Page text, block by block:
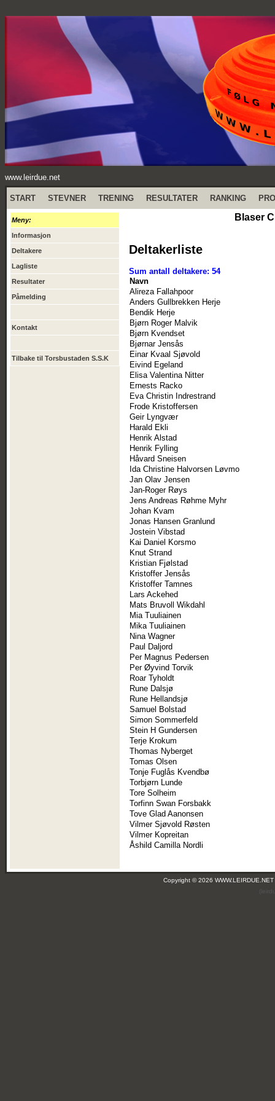
www.leirdue.net
START STEVNER TRENING RESULTATER RANKING
Meny:
Informasjon
Deltakere
Lagliste
Resultater
Påmelding
Kontakt
Tilbake til Torsbustaden S.S.K
Blaser
Deltakerliste
Sum antall deltakere: 54
Navn
Alireza Fallahpoor
Anders Gullbrekken Herje
Bendik Herje
Bjørn Roger Malvik
Bjørn Kvendset
Bjørnar Jensås
Einar Kvaal Sjøvold
Eivind Egeland
Elisa Valentina Nitter
Ernests Racko
Eva Christin Indrestrand
Frode Kristoffersen
Geir Lyngvær
Harald Ekli
Henrik Alstad
Henrik Fylling
Håvard Sneisen
Ida Christine Halvorsen Løvmo
Jan Olav Jensen
Jan-Roger Røys
Jens Andreas Røhme Myhr
Johan Kvam
Jonas Hansen Granlund
Jostein Vibstad
Kai Daniel Korsmo
Knut Strand
Kristian Fjølstad
Kristoffer Jensås
Kristoffer Tamnes
Lars Ackehed
Mats Bruvoll Wikdahl
Mia Tuuliainen
Mika Tuuliainen
Nina Wagner
Paul Daljord
Per Magnus Pedersen
Per Øyvind Torvik
Roar Tyholdt
Rune Dalsjø
Rune Hellandsjø
Samuel Bolstad
Simon Sommerfeld
Stein H Gundersen
Terje Krokum
Thomas Nyberget
Tomas Olsen
Tonje Fuglås Kvendbø
Torbjørn Lunde
Tore Solheim
Torfinn Swan Forsbakk
Tove Glad Aanonsen
Vilmer Sjøvold Røsten
Vilmer Kopreitan
Åshild Camilla Nordli
Copyright © 2026